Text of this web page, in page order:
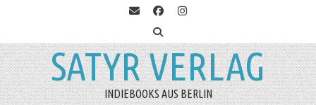
SATYR VERLAG
INDIEBOOKS AUS BERLIN